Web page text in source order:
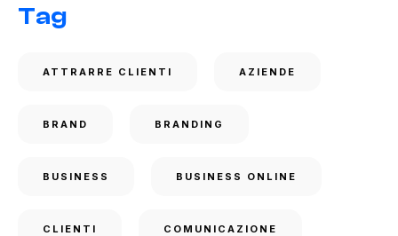
Tag
ATTRARRE CLIENTI AZIENDE
BRAND BRANDING
BUSINESS BUSINESS ONLINE
CLIENTI COMUNICAZIONE